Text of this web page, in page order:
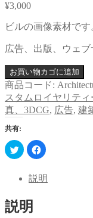
¥3,000
ビルの画像素材です
広告、出版、ウェ
お買い物カゴに追加
商品コード:
スタムロイヤリティ
真、3DCG, 広告, 建
共有:
ク
リ
し
て
で
共
有
Facebook
で
す
る
説明
説明